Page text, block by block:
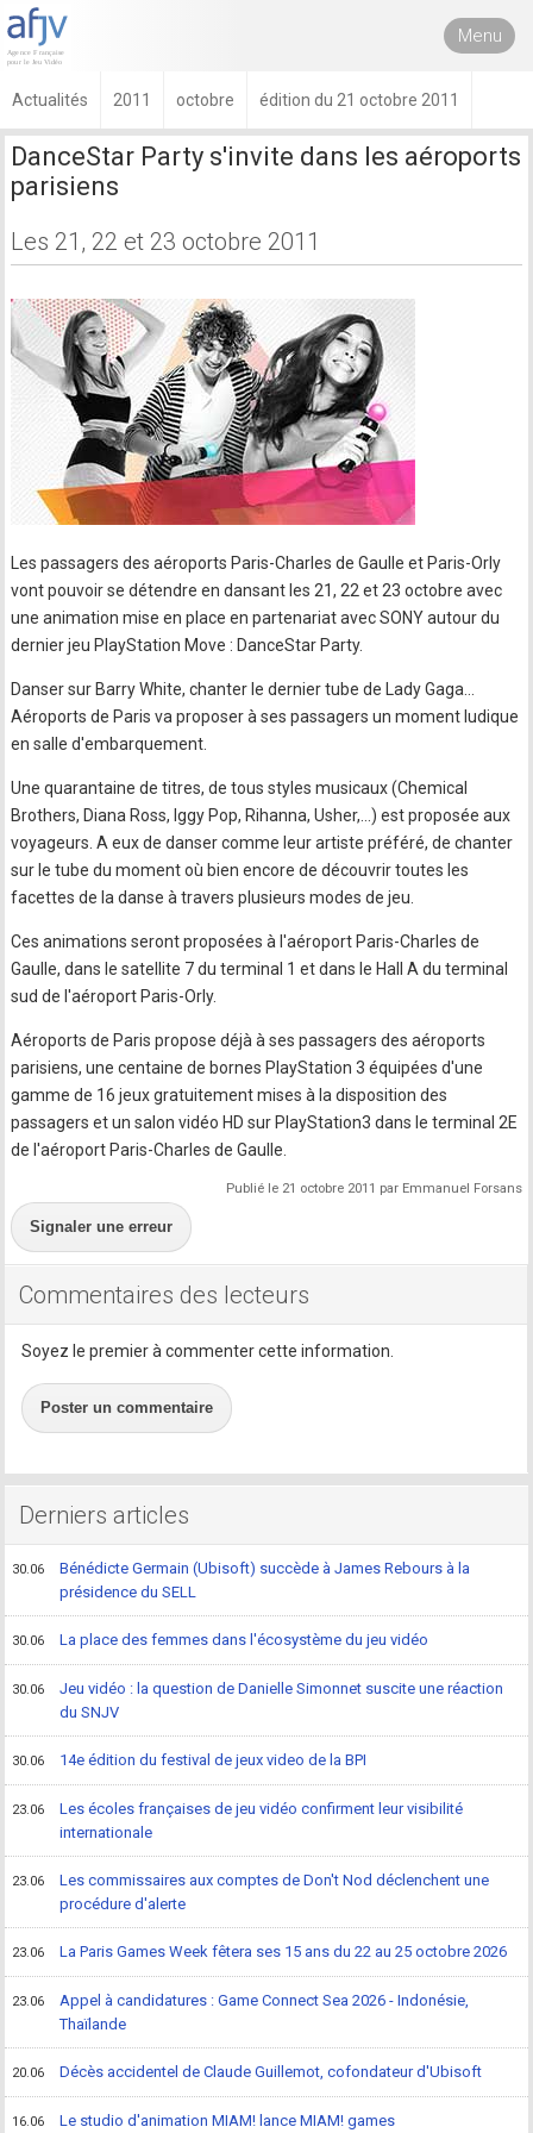
Menu
Actualités 2011 octobre édition du 21 octobre 2011
DanceStar Party s'invite dans les aéroports
parisiens
Les 21, 22 et 23 octobre 2011
Les passagers des aéroports Paris-Charles de Gaulle et Paris-Orly
vont pouvoir se détendre en dansant les 21, 22 et 23 octobre avec
une animation mise en place en partenariat avec SONY autour du
dernier jeu PlayStation Move : DanceStar Party.
Danser sur Barry White, chanter le dernier tube de Lady Gaga…
Aéroports de Paris va proposer à ses passagers un moment ludique
en salle d'embarquement.
Une quarantaine de titres, de tous styles musicaux (Chemical
Brothers, Diana Ross, Iggy Pop, Rihanna, Usher,…) est proposée aux
voyageurs. A eux de danser comme leur artiste préféré, de chanter
sur le tube du moment où bien encore de découvrir toutes les
facettes de la danse à travers plusieurs modes de jeu.
Ces animations seront proposées à l'aéroport Paris-Charles de
Gaulle, dans le satellite 7 du terminal 1 et dans le Hall A du terminal
sud de l'aéroport Paris-Orly.
Aéroports de Paris propose déjà à ses passagers des aéroports
parisiens, une centaine de bornes PlayStation 3 équipées d'une
gamme de 16 jeux gratuitement mises à la disposition des
passagers et un salon vidéo HD sur PlayStation3 dans le terminal 2E
de l'aéroport Paris-Charles de Gaulle.
Publié le 21 octobre 2011 par Emmanuel Forsans
Signaler une erreur
Commentaires des lecteurs
Soyez le premier à commenter cette information.
Poster un commentaire
Derniers articles
30.06
Bénédicte Germain (Ubisoft) succède à James Rebours à la
présidence du SELL
30.06 La place des femmes dans l'écosystème du jeu vidéo
30.06
Jeu vidéo : la question de Danielle Simonnet suscite une réaction
du SNJV
30.06 14e édition du festival de jeux video de la BPI
23.06
Les écoles françaises de jeu vidéo confirment leur visibilité
internationale
23.06
Les commissaires aux comptes de Don't Nod déclenchent une
procédure d'alerte
23.06 La Paris Games Week fêtera ses 15 ans du 22 au 25 octobre 2026
23.06
Appel à candidatures : Game Connect Sea 2026 - Indonésie,
Thaïlande
20.06 Décès accidentel de Claude Guillemot, cofondateur d'Ubisoft
16.06 Le studio d'animation MIAM! lance MIAM! games